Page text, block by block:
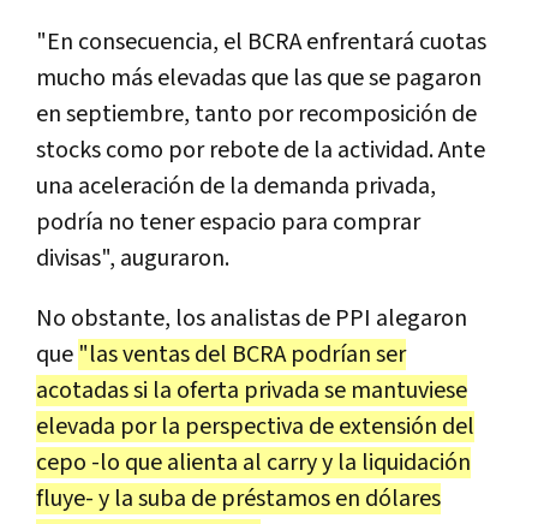
"En consecuencia, el BCRA enfrentará cuotas
mucho más elevadas que las que se pagaron
en septiembre, tanto por recomposición de
stocks como por rebote de la actividad. Ante
una aceleración de la demanda privada,
podría no tener espacio para comprar
divisas", auguraron.
No obstante, los analistas de PPI alegaron
que "las ventas del BCRA podrían ser
acotadas si la oferta privada se mantuviese
elevada por la perspectiva de extensión del
cepo -lo que alienta al carry y la liquidación
fluye- y la suba de préstamos en dólares